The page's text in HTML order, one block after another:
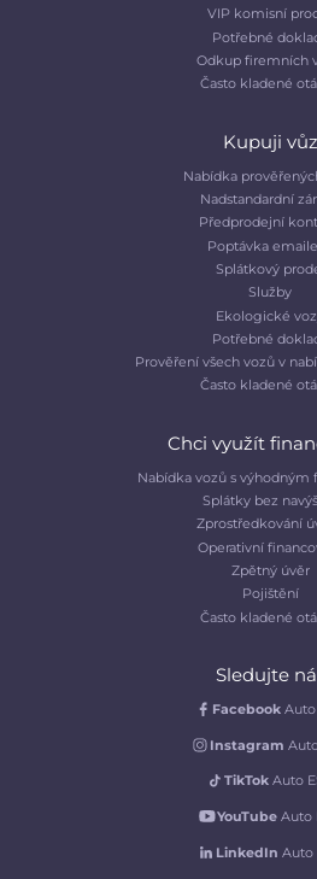
VIP komisní
Potřebné
Odkup firemních
Často kladené
Kupuji vůz
Nabídka
Nadstandardní
Předprodejní
Poptávka
Splátkový
Služby
Ekologické
Potřebné
Prověření všech vozů v
Často kladené
Chci využít
Nabídka vozů s výhodným
Splátky bez
Zprostředkování
Operativní
Zpětný úvěr
Pojištění
Často kladené
Sledujte
Facebook Auto
Instagram
TikTok Auto
YouTubeAuto
LinkedIn Auto